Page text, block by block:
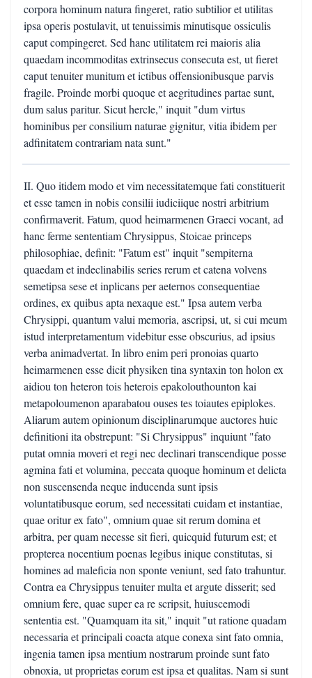
corpora hominum natura fingeret, ratio subtilior et utilitas
ipsa operis postulavit, ut tenuissimis minutisque ossiculis
caput compingeret. Sed hanc utilitatem rei maioris alia
quaedam incommoditas extrinsecus consecuta est, ut fieret
caput tenuiter munitum et ictibus offensionibusque parvis
fragile. Proinde morbi quoque et aegritudines partae sunt,
dum salus paritur. Sicut hercle," inquit "dum virtus
hominibus per consilium naturae gignitur, vitia ibidem per
adfinitatem contrariam nata sunt."
II. Quo itidem modo et vim necessitatemque fati constituerit
et esse tamen in nobis consilii iudiciique nostri arbitrium
confirmaverit. Fatum, quod heimarmenen Graeci vocant, ad
hanc ferme sententiam Chrysippus, Stoicae princeps
philosophiae, definit: "Fatum est" inquit "sempiterna
quaedam et indeclinabilis series rerum et catena volvens
semetipsa sese et inplicans per aeternos consequentiae
ordines, ex quibus apta nexaque est." Ipsa autem verba
Chrysippi, quantum valui memoria, ascripsi, ut, si cui meum
istud interpretamentum videbitur esse obscurius, ad ipsius
verba animadvertat. In libro enim peri pronoias quarto
heimarmenen esse dicit physiken tina syntaxin ton holon ex
aidiou ton heteron tois heterois epakolouthounton kai
metapoloumenon aparabatou ouses tes toiautes epiplokes.
Aliarum autem opinionum disciplinarumque auctores huic
definitioni ita obstrepunt: "Si Chrysippus" inquiunt "fato
putat omnia moveri et regi nec declinari transcendique posse
agmina fati et volumina, peccata quoque hominum et delicta
non suscensenda neque inducenda sunt ipsis
voluntatibusque eorum, sed necessitati cuidam et instantiae,
quae oritur ex fato", omnium quae sit rerum domina et
arbitra, per quam necesse sit fieri, quicquid futurum est; et
propterea nocentium poenas legibus inique constitutas, si
homines ad maleficia non sponte veniunt, sed fato trahuntur.
Contra ea Chrysippus tenuiter multa et argute disserit; sed
omnium fere, quae super ea re scripsit, huiuscemodi
sententia est. "Quamquam ita sit," inquit "ut ratione quadam
necessaria et principali coacta atque conexa sint fato omnia,
ingenia tamen ipsa mentium nostrarum proinde sunt fato
obnoxia, ut proprietas eorum est ipsa et qualitas. Nam si sunt